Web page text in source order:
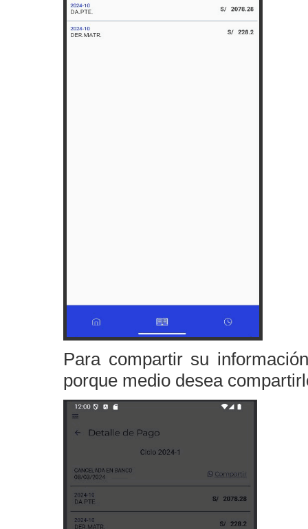
Para compartir su
porque medio desea